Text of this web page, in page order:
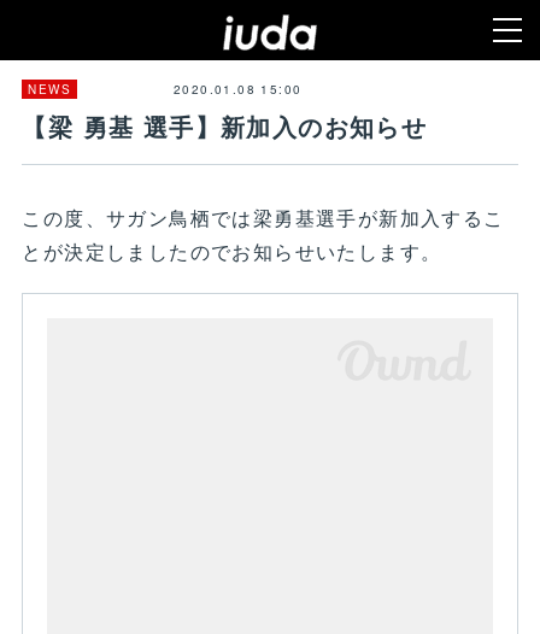
NEWS 2020.01.08 15:00
【梁 勇基 選手】新加入のお知らせ
この度、サガン鳥栖では梁勇基選手が新加入するこ
とが決定しましたのでお知らせいたします。